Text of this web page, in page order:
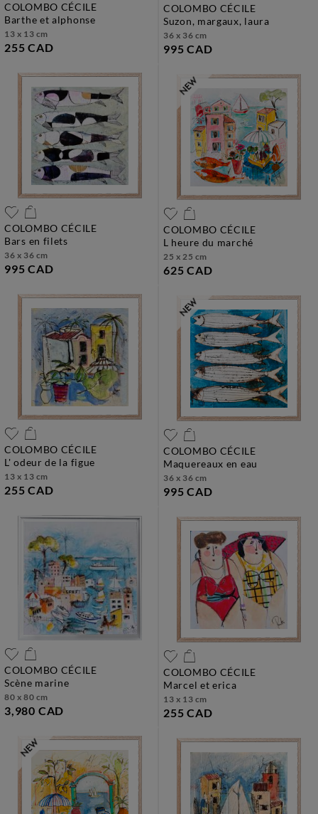
COLOMBO CÉCILE
barthe et alphonse
13 x 13 cm
255 CAD
COLOMBO CÉCILE
suzon, margaux, laura
36 x 36 cm
995 CAD
COLOMBO CÉCILE
bars en filets
36 x 36 cm
995 CAD
COLOMBO CÉCILE
l heure du marché
25 x 25 cm
625 CAD
COLOMBO CÉCILE
l' odeur de la figue
13 x 13 cm
255 CAD
COLOMBO CÉCILE
maquereaux en eau
36 x 36 cm
995 CAD
COLOMBO CÉCILE
scène marine
80 x 80 cm
3,980 CAD
COLOMBO CÉCILE
marcel et erica
13 x 13 cm
255 CAD